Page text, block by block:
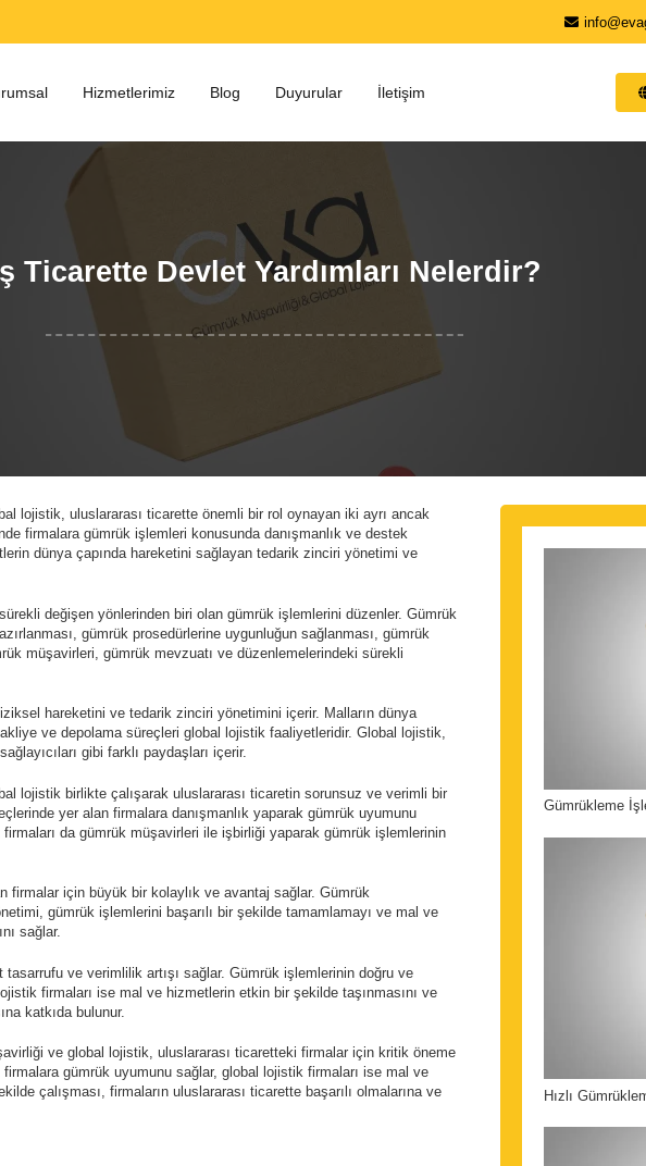
Hizmetlerimiz Blog Duyurular İletişim
Ticarette Devlet Yardımları Nelerdir?
lojistik, uluslararası ticarette önemli bir rol oynayan iki ayrı ancak
firmalara gümrük işlemleri konusunda danışmanlık ve destek
dünya çapında hareketini sağlayan tedarik zinciri yönetimi ve
değişen yönlerinden biri olan gümrük işlemlerini düzenler. Gümrük
gümrük prosedürlerine uygunluğun sağlanması, gümrük
müşavirleri, gümrük mevzuatı ve düzenlemelerindeki sürekli
hareketini ve tedarik zinciri yönetimini içerir. Malların dünya
ve depolama süreçleri global lojistik faaliyetleridir. Global lojistik,
gibi farklı paydaşları içerir.
lojistik birlikte çalışarak uluslararası ticaretin sorunsuz ve verimli bir
yer alan firmalara danışmanlık yaparak gümrük uyumunu
da gümrük müşavirleri ile işbirliği yaparak gümrük işlemlerinin
için büyük bir kolaylık ve avantaj sağlar. Gümrük
gümrük işlemlerini başarılı bir şekilde tamamlamayı ve mal ve
sağlar.
ve verimlilik artışı sağlar. Gümrük işlemlerinin doğru ve
firmaları ise mal ve hizmetlerin etkin bir şekilde taşınmasını ve
katkıda bulunur.
ve global lojistik, uluslararası ticaretteki firmalar için kritik öneme
gümrük uyumunu sağlar, global lojistik firmaları ise mal ve
çalışması, firmaların uluslararası ticarette başarılı olmalarına ve
Gümrükleme
Hızlı